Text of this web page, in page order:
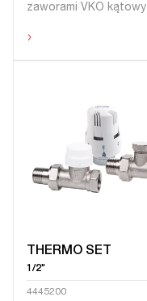
zaworami VKO kątowy
›
THERMO SET
1/2"
4445200